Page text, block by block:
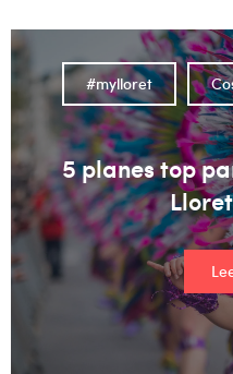
5 planes top
#mylloret